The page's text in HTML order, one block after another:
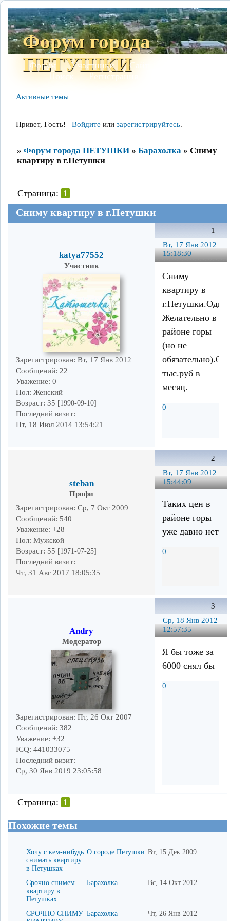
Форум города
ПЕТУШКИ
Форум Участники Сайт
Поиск
Регистрация
Активные темы
Привет, Гость! Войдите или зарегистрируйтесь.
» Форум города ПЕТУШКИ » Барахолка » Сниму
квартиру в г.Петушки
Сниму квартиру в г.Петушки
Страница: 1
1
Вт, 17 Янв 2012
15:18:30
katya77552
Участник
Зарегистрирован: Вт, 17 Янв 2012
Сообщений: 22
Уважение: 0
Пол: Женский
Возраст: 35 [1990-09-10]
Последний визит:
Пт, 18 Июл 2014 13:54:21
Сниму
квартиру в
Желательно в
районе горы
(но не
тыс.руб в
месяц.
0
2
Вт, 17 Янв 2012
15:44:09
steban
Профи
Зарегистрирован: Ср, 7 Окт 2009
Сообщений: 540
Уважение: +28
Пол: Мужской
Возраст: 55 [1971-07-25]
Последний визит:
Чт, 31 Авг 2017 18:05:35
Таких цен в
районе горы
уже давно нет
0
3
Ср, 18 Янв 2012
12:57:35
Andry
Модератор
Зарегистрирован: Пт, 26 Окт 2007
Сообщений: 382
Уважение: +32
ICQ: 441033075
Последний визит:
Ср, 30 Янв 2019 23:05:58
Я бы тоже за
6000 снял бы
0
Страница: 1
Похожие темы
Хочу с кем-нибудь
снимать квартиру
в Петушках
О городе Петушки Вт, 15 Дек 2009
Срочно снимем
квартиру в
Петушках
Барахолка Вс, 14 Окт 2012
СРОЧНО СНИМУ Барахолка Чт, 26 Янв 2012